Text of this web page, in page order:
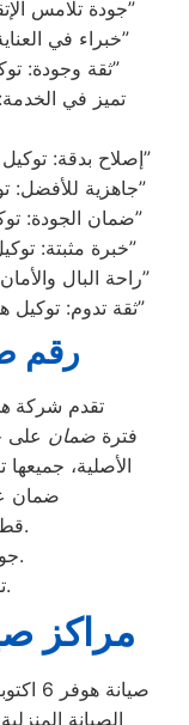
“جودة تلامس الإتقان: توكيل هوفر يضمن الصيانة الممتازة”
“خبراء في العناية: توكيل هوفر يضمن أداء الأجهزة بأمان”
“ثقة وجودة: توكيل هوفر يوفر صيانة مضمونة للأجهزة”
“إصلاح بدقة: توكيل هوفر يقدم حلولاً فورية وموثوقة للمشاكل”
“جاهزية للأفضل: توكيل هوفر يوفر الصيانة المتميزة لأجهزتك”
“ضمان الجودة: توكيل هوفر يحافظ على أداء أجهزتك بكفاءة”
“خبرة مثبتة: توكيل هوفر يوفر الخدمات الاحترافية لعملائه”
“راحة البال والأمان: توكيل هوفر يضمن سلامة أجهزتك وأدائها”
“ثقة تدوم: توكيل هوفر يقدم الصيانة الموثوقة لجميع أجهزتك”
رقم
تقدم شركة
فترةضمان على
الأصلية،
ضمان
قطع غيار و تكلفة صيانة عالية.
جودة االتبريد تقل في الصيف.
تسريب غاز الفريون أحيانا.
مراكز
الصيانة